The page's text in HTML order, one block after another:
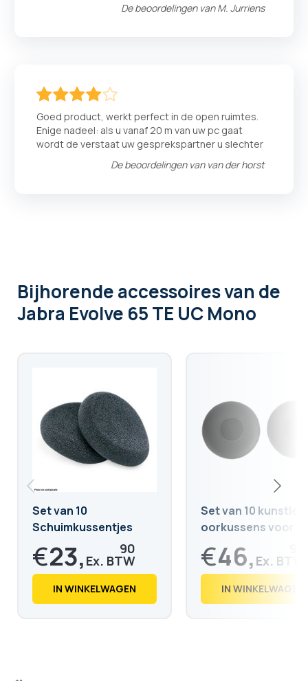
De beoordelingen vanM. Jurriens
Goed product, werkt perfect in de open ruimtes.
Enige nadeel: als u vanaf 20 m van uw pc gaat
wordt de verstaat uw gesprekspartner u slechter
De beoordelingen van van der horst
Bijhorende accessoiresvan de
Jabra Evolve 65 TE UC Mono
Set van 10
Schuimkussentjes
voor Jabra Evolve 20,
30, 40 en 65
€23, 90
€ 28,
IN WINKELWAGEN
Set van 10
oorkussens voor
Jabra Evolve 20,
en 65
€46,
€ 56,
IN WINKELWAGEN